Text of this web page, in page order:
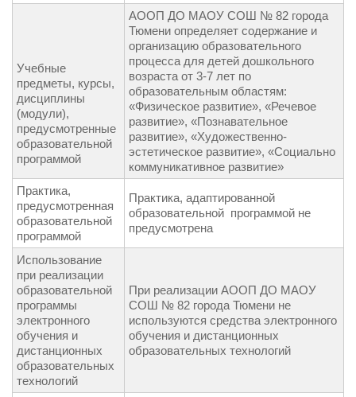
Учебные
предметы, курсы,
дисциплины
(модули),
предусмотренные
образовательной
программой
АООП ДО МАОУ СОШ № 82 города
Тюмени определяет содержание и
организацию образовательного
процесса для детей дошкольного
возраста от 3-7 лет по
образовательным областям:
«Физическое развитие», «Речевое
развитие», «Познавательное
развитие», «Художественно-
эстетическое развитие», «Социально
коммуникативное развитие»
Практика,
предусмотренная
образовательной
программой
Практика, адаптированной
образовательной программой не
предусмотрена
Использование
при реализации
образовательной
программы
электронного
обучения и
дистанционных
образовательных
технологий
При реализации АООП ДО МАОУ
СОШ № 82 города Тюмени не
используются средства электронного
обучения и дистанционных
образовательных технологий